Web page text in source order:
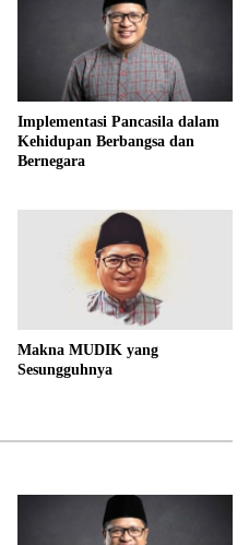
Implementasi Pancasila dalam
Kehidupan Berbangsa dan
Bernegara
Makna MUDIK yang
Sesungguhnya